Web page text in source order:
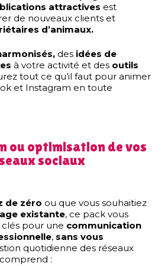
attractives est
de nouveaux clients et
d’animaux.
des idées de
à votre activité et des outils
tout ce qu’il faut pour animer
et Instagram en toute
ou optimisation de vos
sociaux
de zéro ou que vous souhaitiez
existante, ce pack vous
pour une communication
, sans vous
quotidienne des réseaux
: